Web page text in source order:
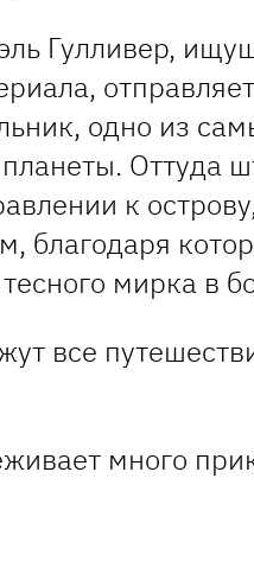
Гулливер,
одно из
Оттуда
к
благодаря
мирка в
много